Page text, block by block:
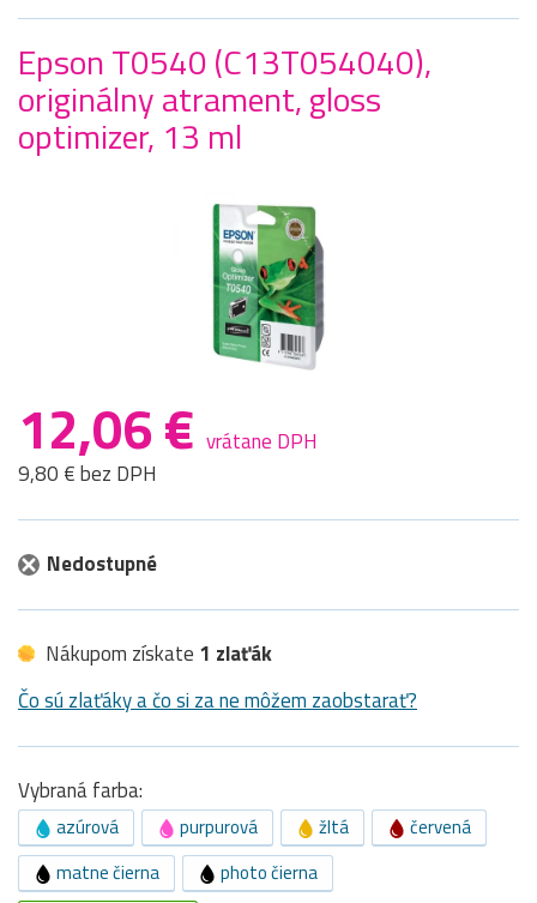
Epson T0540 (C13T054040),
originálny atrament, gloss
optimizer, 13 ml
12,06 € vrátane DPH
9,80 € bez DPH
Nedostupné
Nákupom získate 1 zlaťák
Čo sú zlaťáky a čo si za ne môžem zaobstarať?
Vybraná farba:
azúrová purpurová žltá
červená
matne čierna
photo čierna